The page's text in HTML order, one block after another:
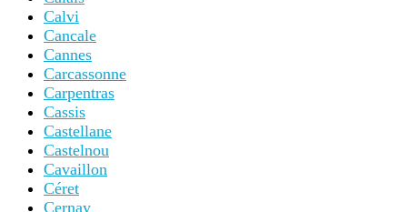
Calvi
Cancale
Cannes
Carcassonne
Carpentras
Cassis
Castellane
Castelnou
Cavaillon
Céret
Cernay